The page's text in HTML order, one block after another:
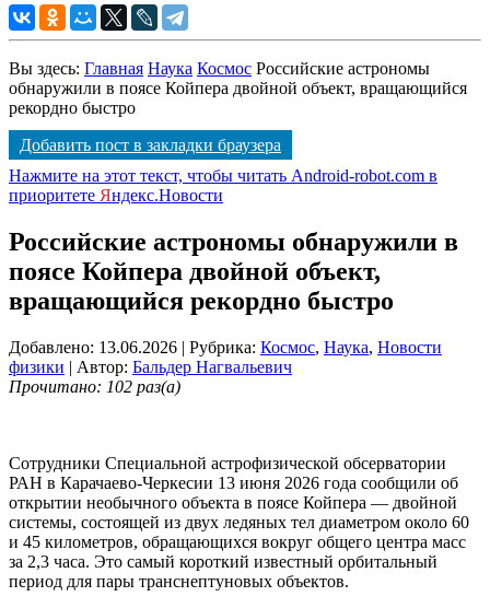
Вы здесь: Главная Наука Космос Российские астрономы
обнаружили в поясе Койпера двойной объект, вращающийся
рекордно быстро
Добавить пост в закладки браузера
Нажмите на этот текст, чтобы читать Android-robot.com в
приоритете Яндекс.Новости
Российские астрономы обнаружили в
поясе Койпера двойной объект,
вращающийся рекордно быстро
Добавлено: 13.06.2026 | Рубрика: Космос, Наука, Новости
физики | Автор: Бальдер Нагвальевич
Прочитано: 102 раз(а)
Сотрудники Специальной астрофизической обсерватории
РАН в Карачаево-Черкесии 13 июня 2026 года сообщили об
открытии необычного объекта в поясе Койпера — двойной
системы, состоящей из двух ледяных тел диаметром около 60
и 45 километров, обращающихся вокруг общего центра масс
за 2,3 часа. Это самый короткий известный орбитальный
период для пары транснептуновых объектов.